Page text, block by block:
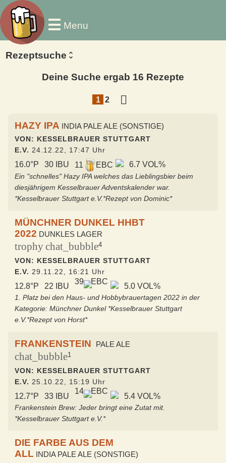
Menu
Rezeptsuche
Deine Suche ergab 16 Rezepte
1 2
HAZY IPA INDIA PALE ALE (SONSTIGE)
VON: KESSELBRAUER STUTTGART
E.V. 24.12.22, 17:47 Uhr
16.0°P 30 IBU 11 EBC 6.7 VOL%
Ein "schnelles" Hazy IPA welches das Lieblingsbier beim
diesjährigem Kesselbrauer Adventskalender war.
*Kesselbrauer Stuttgart e.V.*Rezept von Dominic*
MÜNCHNER DUNKEL HHBT
2022 DUNKLES LAGER
trophychat_bubble4
VON: KESSELBRAUER STUTTGART
E.V. 29.11.22, 16:21 Uhr
12.8°P 22 IBU
39 EBC
5.0 VOL%
1. Platz bei den Haus- und Hobbybrauertagen 2022 in der
Kategorie: Münchner Dunkel *Kesselbrauer Stuttgart
e.V.*Rezept von Horst*
FRANKENSTEIN PALE ALE
chat_bubble1
VON: KESSELBRAUER STUTTGART
E.V. 25.10.22, 15:19 Uhr
12.7°P 33 IBU
14 EBC
5.4 VOL%
Frankenstein Brew: Jeder bringt eine Zutat mit.
*Kesselbrauer Stuttgart e.V.*
DIE FARBE AUS DEM
ALL INDIA PALE ALE (SONSTIGE)